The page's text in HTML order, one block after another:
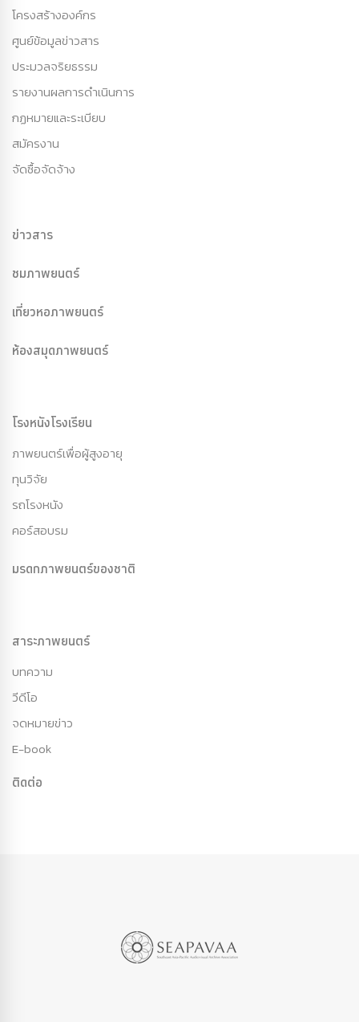
โครงสร้างองค์กร
ศูนย์ข้อมูลข่าวสาร
ประมวลจริยธรรม
รายงานผลการดำเนินการ
กฏหมายและระเบียบ
สมัครงาน
จัดซื้อจัดจ้าง
ข่าวสาร
ชมภาพยนตร์
เที่ยวหอภาพยนตร์
ห้องสมุดภาพยนตร์
โรงหนังโรงเรียน
ภาพยนตร์เพื่อผู้สูงอายุ
ทุนวิจัย
รถโรงหนัง
คอร์สอบรม
มรดกภาพยนตร์ของชาติ
สาระภาพยนตร์
บทความ
วีดีโอ
จดหมายข่าว
E-book
ติดต่อ